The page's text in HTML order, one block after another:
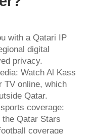
with a Qatari IP
digital
privacy.
Watch Al Kass
TV online, which
Qatar.
coverage:
Qatar Stars
coverage